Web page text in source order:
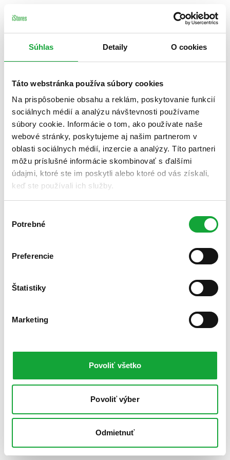
Súhlas Detaily O cookies
Táto webstránka používa súbory cookies
Na prispôsobenie obsahu a reklám, poskytovanie funkcií
sociálnych médií a analýzu návštevnosti používame
súbory cookie. Informácie o tom, ako používate naše
webové stránky, poskytujeme aj našim partnerom v
oblasti sociálnych médií, inzercie a analýzy. Títo partneri
môžu príslušné informácie skombinovať s ďalšími
údajmi, ktoré ste im poskytli alebo ktoré od vás získali,
keď ste používali ich služby.
súhlasu
Potrebné
Preferencie
Štatistiky
Marketing
Povoliť všetko
Povoliť výber
Odmietnuť